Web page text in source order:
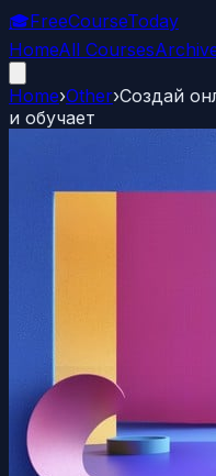
🎓FreeCourseToday
HomeAll Courses
Home›Other›Создай
и обучает